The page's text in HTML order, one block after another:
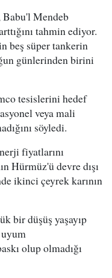
Mendeb
tahmin ediyor.
beş süper tankerin
günlerinden birini
tesislerini hedef
veya mali
söyledi.
fiyatlarını
Hürmüz'ü devre dışı
ikinci çeyrek karının
bir düşüş yaşayıp
uyum
olup olmadığı